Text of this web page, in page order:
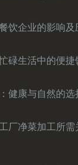
饮企业的影响
碌生活中的便
健康与自然的选
厂净菜加工所